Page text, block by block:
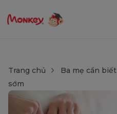
Trang chủ Ba mẹ cần biết
sớm